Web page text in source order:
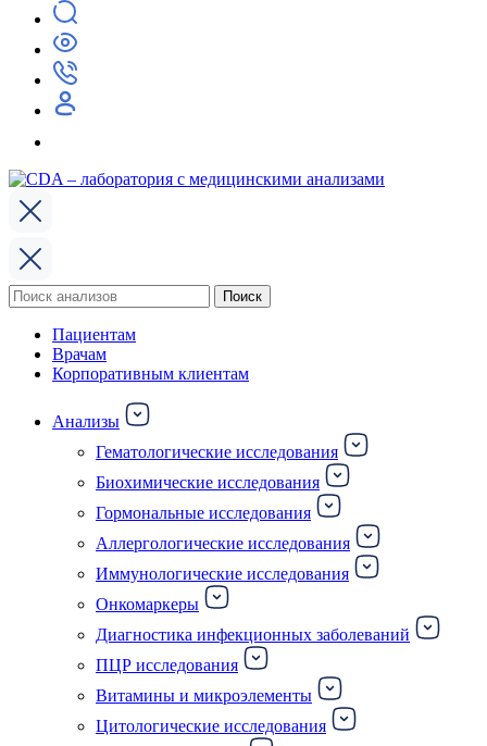
Поиск
по:
Поиск
Пациентам
Врачам
Корпоративным клиентам
Анализы
Гематологические исследования
Биохимические исследования
Гормональные исследования
Аллергологические исследования
Иммунологические исследования
Онкомаркеры
Диагностика инфекционных заболеваний
ПЦР исследования
Витамины и микроэлементы
Цитологические исследования